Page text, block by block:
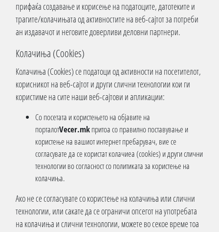
прифаќа создавање и корисење на податоците, датотеките и
трагите/колачињата од активностите на веб-сајтот за потреби
ан издавачот и неговите доверливи деловни партнери.
Колачиња (Cookies)
Колачиња (Cookies) се податоци од активности на посетителот,
корисникот на веб-сајтот и други слични технологии кои ги
користиме на сите наши веб-сајтови и апликации:
Со посетата и користењето на објавите на
порталотVecer.mkпритоа со правилно поставување и
користење на вашиот интернет пребарувач, вие се
согласувате да се користат колачиеа (cookies) и други слични
технологии во согласност со политиката за користење на
колачиња.
Ако не се согласувате со користење на колачиња или слични
технологии, или сакате да се ограничи опсегот на употребата
на колачиња и слични технологии, можете во секое време тоа